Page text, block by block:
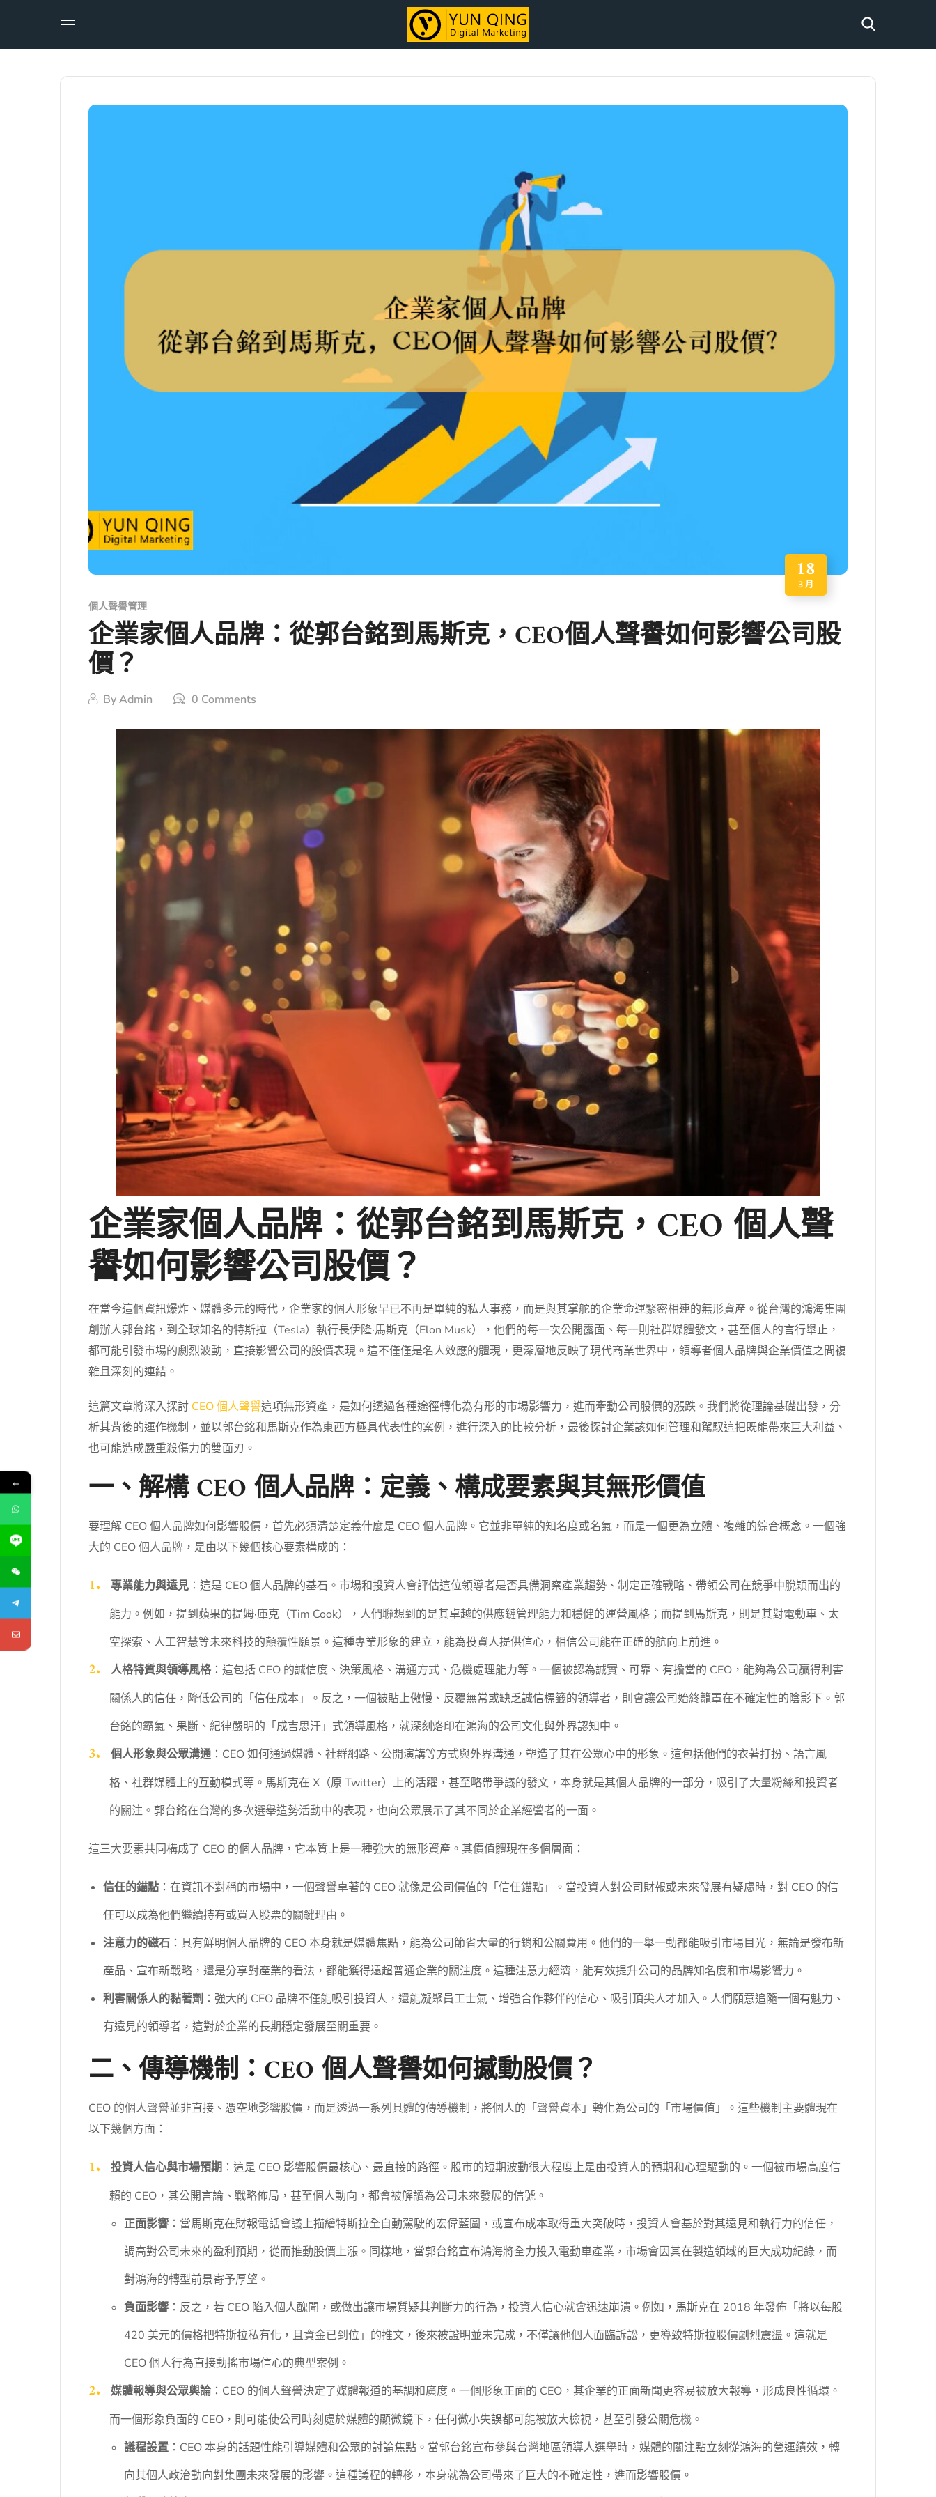
18
3 月
個人聲譽管理
企業家個人品牌：從郭台銘到馬斯克，CEO個人聲譽如何影響公司股
價？
ByAdmin 0 Comments
企業家個人品牌：從郭台銘到馬斯克，CEO 個人聲
譽如何影響公司股價？
在當今這個資訊爆炸、媒體多元的時代，企業家的個人形象早已不再是單純的私人事務，而是與其掌舵的企業命運緊密相連的無形資產。從台灣的鴻海集團
創辦人郭台銘，到全球知名的特斯拉（Tesla）執行長伊隆·馬斯克（Elon Musk），他們的每一次公開露面、每一則社群媒體發文，甚至個人的言行舉止，
都可能引發市場的劇烈波動，直接影響公司的股價表現。這不僅僅是名人效應的體現，更深層地反映了現代商業世界中，領導者個人品牌與企業價值之間複
雜且深刻的連結。
這篇文章將深入探討 CEO 個人聲譽這項無形資產，是如何透過各種途徑轉化為有形的市場影響力，進而牽動公司股價的漲跌。我們將從理論基礎出發，分
析其背後的運作機制，並以郭台銘和馬斯克作為東西方極具代表性的案例，進行深入的比較分析，最後探討企業該如何管理和駕馭這把既能帶來巨大利益、
也可能造成嚴重殺傷力的雙面刃。
一、解構 CEO 個人品牌：定義、構成要素與其無形價值
要理解 CEO 個人品牌如何影響股價，首先必須清楚定義什麼是 CEO 個人品牌。它並非單純的知名度或名氣，而是一個更為立體、複雜的綜合概念。一個強
大的 CEO 個人品牌，是由以下幾個核心要素構成的：
專業能力與遠見 ：這是 CEO 個人品牌的基石。市場和投資人會評估這位領導者是否具備洞察產業趨勢、制定正確戰略、帶領公司在競爭中脫穎而出的
能力。例如，提到蘋果的提姆·庫克（Tim Cook），人們聯想到的是其卓越的供應鏈管理能力和穩健的運營風格；而提到馬斯克，則是其對電動車、太
空探索、人工智慧等未來科技的顛覆性願景。這種專業形象的建立，能為投資人提供信心，相信公司能在正確的航向上前進。
人格特質與領導風格：這包括 CEO 的誠信度、決策風格、溝通方式、危機處理能力等。一個被認為誠實、可靠、有擔當的 CEO，能夠為公司贏得利害
關係人的信任，降低公司的「信任成本」。反之，一個被貼上傲慢、反覆無常或缺乏誠信標籤的領導者，則會讓公司始終籠罩在不確定性的陰影下。郭
台銘的霸氣、果斷、紀律嚴明的「成吉思汗」式領導風格，就深刻烙印在鴻海的公司文化與外界認知中。
個人形象與公眾溝通：CEO 如何通過媒體、社群網路、公開演講等方式與外界溝通，塑造了其在公眾心中的形象。這包括他們的衣著打扮、語言風
格、社群媒體上的互動模式等。馬斯克在 X（原 Twitter）上的活躍，甚至略帶爭議的發文，本身就是其個人品牌的一部分，吸引了大量粉絲和投資者
的關注。郭台銘在台灣的多次選舉造勢活動中的表現，也向公眾展示了其不同於企業經營者的一面。
這三大要素共同構成了 CEO 的個人品牌，它本質上是一種強大的無形資產。其價值體現在多個層面：
信任的錨點：在資訊不對稱的市場中，一個聲譽卓著的 CEO 就像是公司價值的「信任錨點」。當投資人對公司財報或未來發展有疑慮時，對 CEO 的信
任可以成為他們繼續持有或買入股票的關鍵理由。
注意力的磁石：具有鮮明個人品牌的 CEO 本身就是媒體焦點，能為公司節省大量的行銷和公關費用。他們的一舉一動都能吸引市場目光，無論是發布新
產品、宣布新戰略，還是分享對產業的看法，都能獲得遠超普通企業的關注度。這種注意力經濟，能有效提升公司的品牌知名度和市場影響力。
利害關係人的黏著劑 ：強大的 CEO 品牌不僅能吸引投資人，還能凝聚員工士氣、增強合作夥伴的信心、吸引頂尖人才加入。人們願意追隨一個有魅力、
有遠見的領導者，這對於企業的長期穩定發展至關重要。
二、傳導機制：CEO 個人聲譽如何撼動股價？
CEO 的個人聲譽並非直接、憑空地影響股價，而是透過一系列具體的傳導機制，將個人的「聲譽資本」轉化為公司的「市場價值」。這些機制主要體現在
以下幾個方面：
投資人信心與市場預期 ：這是 CEO 影響股價最核心、最直接的路徑。股市的短期波動很大程度上是由投資人的預期和心理驅動的。一個被市場高度信
賴的 CEO，其公開言論、戰略佈局，甚至個人動向，都會被解讀為公司未來發展的信號。
正面影響 ：當馬斯克在財報電話會議上描繪特斯拉全自動駕駛的宏偉藍圖，或宣布成本取得重大突破時，投資人會基於對其遠見和執行力的信任，
調高對公司未來的盈利預期，從而推動股價上漲。同樣地，當郭台銘宣布鴻海將全力投入電動車產業，市場會因其在製造領域的巨大成功紀錄，而
對鴻海的轉型前景寄予厚望。
負面影響 ：反之，若 CEO 陷入個人醜聞，或做出讓市場質疑其判斷力的行為，投資人信心就會迅速崩潰。例如，馬斯克在 2018 年發佈「將以每股
420 美元的價格把特斯拉私有化，且資金已到位」的推文，後來被證明並未完成，不僅讓他個人面臨訴訟，更導致特斯拉股價劇烈震盪。這就是
CEO 個人行為直接動搖市場信心的典型案例。
媒體報導與公眾輿論 ：CEO 的個人聲譽決定了媒體報道的基調和廣度。一個形象正面的 CEO，其企業的正面新聞更容易被放大報導，形成良性循環。
而一個形象負面的 CEO，則可能使公司時刻處於媒體的顯微鏡下，任何微小失誤都可能被放大檢視，甚至引發公關危機。
議程設置 ：CEO 本身的話題性能引導媒體和公眾的討論焦點。當郭台銘宣布參與台灣地區領導人選舉時，媒體的關注點立刻從鴻海的營運績效，轉
向其個人政治動向對集團未來發展的影響。這種議程的轉移，本身就為公司帶來了巨大的不確定性，進而影響股價。
←